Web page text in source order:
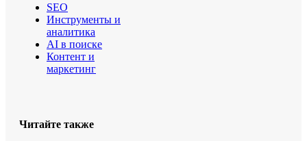
SEO
Инструменты и
аналитика
AI в поиске
Контент и
маркетинг
Читайте также